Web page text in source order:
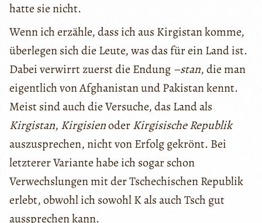
hatte sie nicht.
Wenn ich erzähle, dass ich aus Kirgistan komme,
überlegen sich die Leute, was das für ein Land ist.
Dabei verwirrt zuerst die Endung –stan, die man
eigentlich von Afghanistan und Pakistan kennt.
Meist sind auch die Versuche, das Land als
Kirgistan, KirgisienoderKirgisische Republik
auszusprechen, nicht von Erfolg gekrönt. Bei
letzterer Variante habe ich sogar schon
Verwechslungen mit der Tschechischen Republik
erlebt, obwohl ich sowohl K als auch Tsch gut
aussprechen kann.